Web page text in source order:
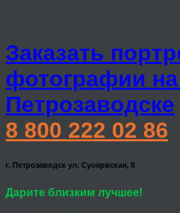
Заказать
фотографии на
Петрозаводске
8 800 222 02 86
г. Петрозаводск ул. Суоярвская, 8
Дарите близким лучшее!